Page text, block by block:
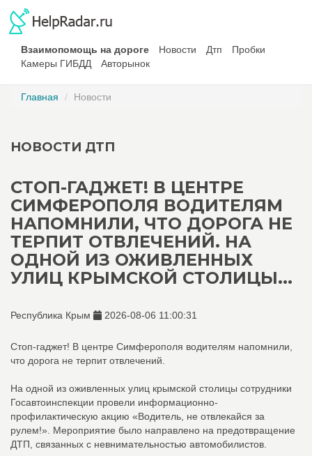
Взаимопомощь на дороге Новости Дтп
Пробки
Камеры ГИБДД
Авторынок
Главная Новости
НОВОСТИ ДТП
СТОП-ГАДЖЕТ! В ЦЕНТРЕ
СИМФЕРОПОЛЯ ВОДИТЕЛЯМ
НАПОМНИЛИ, ЧТО ДОРОГА НЕ
ТЕРПИТ ОТВЛЕЧЕНИЙ. НА
ОДНОЙ ИЗ ОЖИВЛЕННЫХ
УЛИЦ КРЫМСКОЙ СТОЛИЦЫ...
Республика Крым 2026-08-06 11:00:31
Стоп-гаджет! В центре Симферополя водителям напомнили,
что дорога не терпит отвлечений.
На одной из оживленных улиц крымской столицы сотрудники
Госавтоинспекции провели информационно-
профилактическую акцию «Водитель, не отвлекайся за
рулем!». Мероприятие было направлено на предотвращение
ДТП, связанных с невнимательностью автомобилистов.